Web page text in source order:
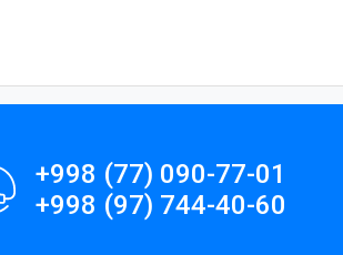
+998 (77) 090-77-01
+998 (97) 744-40-60